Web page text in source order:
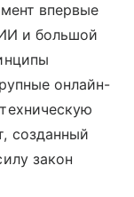
впервые
и большой
онлайн-
созданный
закон